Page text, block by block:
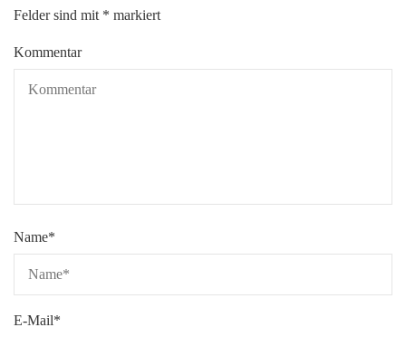
Felder sind mit * markiert
Kommentar
Name*
E-Mail*